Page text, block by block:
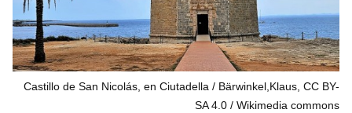
Castillo de San Nicolás, en Ciutadella / Bärwinkel,Klaus, CC BY-
SA 4.0
Wikimedia commons